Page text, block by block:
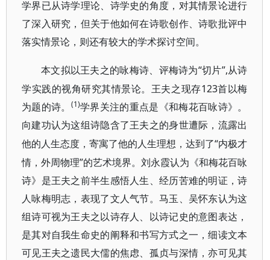
学界已从诗学理论、诗学史的角度，对其情景论进行
了深入研究，但关于他如何在诗歌创作、诗歌批评中
落实情景论，则还有较大的学术探讨空间。
本文拟以王夫之的咏梅诗、评梅诗为“切片”,从诗
学实践的视角研究其情景论。王夫之现存123首以梅
为题的诗。
(1)学界关注的重点是《和梅花百咏诗》。
向建功认为这组诗隐含了王夫之的身世遭际，流露出
他的人生态度，寄寓了他的人生理想，达到了“内极才
情，外周物理”的艺术境界。刘永霞认为《和梅花百咏
诗》是王夫之前半生感悟人生、经历苦难的明证，诗
人咏梅明志，表现了文人气节。马玉、吴怀东认为这
组诗可视为王夫之以诗存人、以诗记史的意图表达，
是其对自我生命史的阐释和书写方式之一，细读文本
可见王夫之遗民大儒的焦虑、孤贞与深情，亦可见其